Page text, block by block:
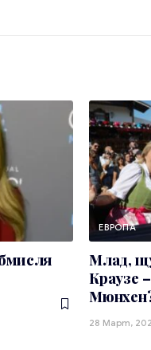
ЕВРОПА
Млад,
Краузе
28 Март,